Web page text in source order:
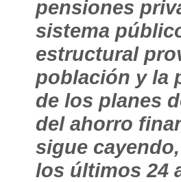
pensiones
sistema
estructural
población y la
de los planes
del ahorro
sigue
los últimos 24